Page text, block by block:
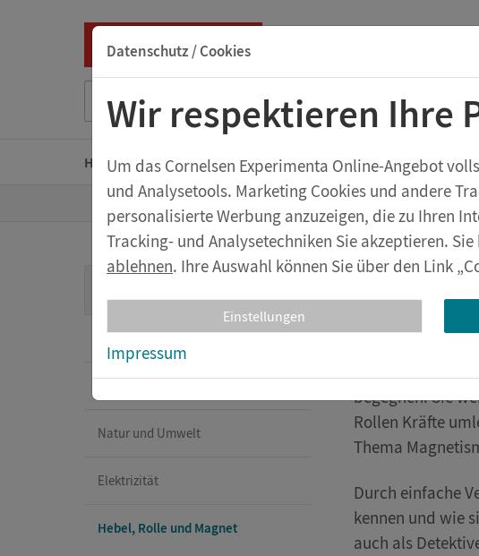
Datenschutz / Cookies
Wir respektieren Ihre
Um das Cornelsen Experimenta Online-Angebot
und Analysetools. Marketing Cookies und andere
personalisierte Werbung anzuzeigen, die zu Ihren
Tracking- und Analysetechniken Sie akzeptieren.
ablehnen. Ihre Auswahl können Sie über den Link
Einstellungen
Impressum
Home Kindergarten Grundschule Sekundarstufe
Z
u
S
t
a
i
e
Shop
Natur und Umwelt
Elektrizität
Hebel, Rolle und Magnet
Anja und
Hebel, Rolle
begegnen. Sie
Rollen Kräfte
Thema
Durch einfache
kennen und wie
auch als